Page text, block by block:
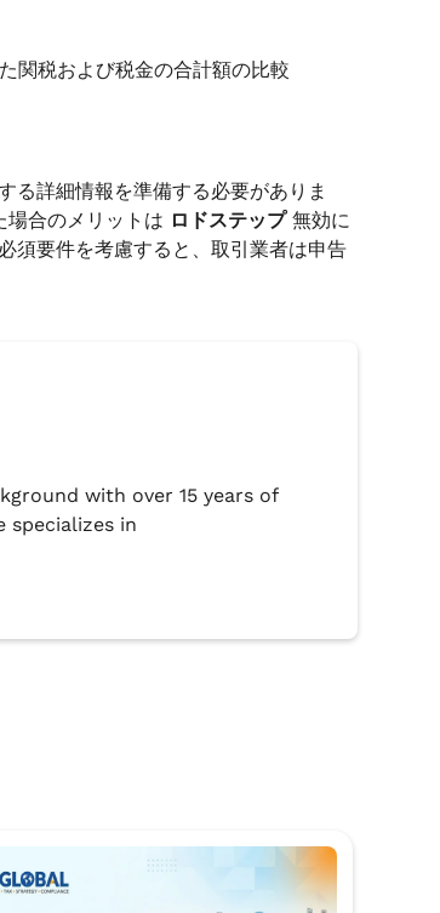
関税および税金の合計額の比較
る詳細情報を準備する必要がありま
場合のメリットは ロドステップ無効に
須要件を考慮すると、取引業者は申告
with over 15 years of
specializes in